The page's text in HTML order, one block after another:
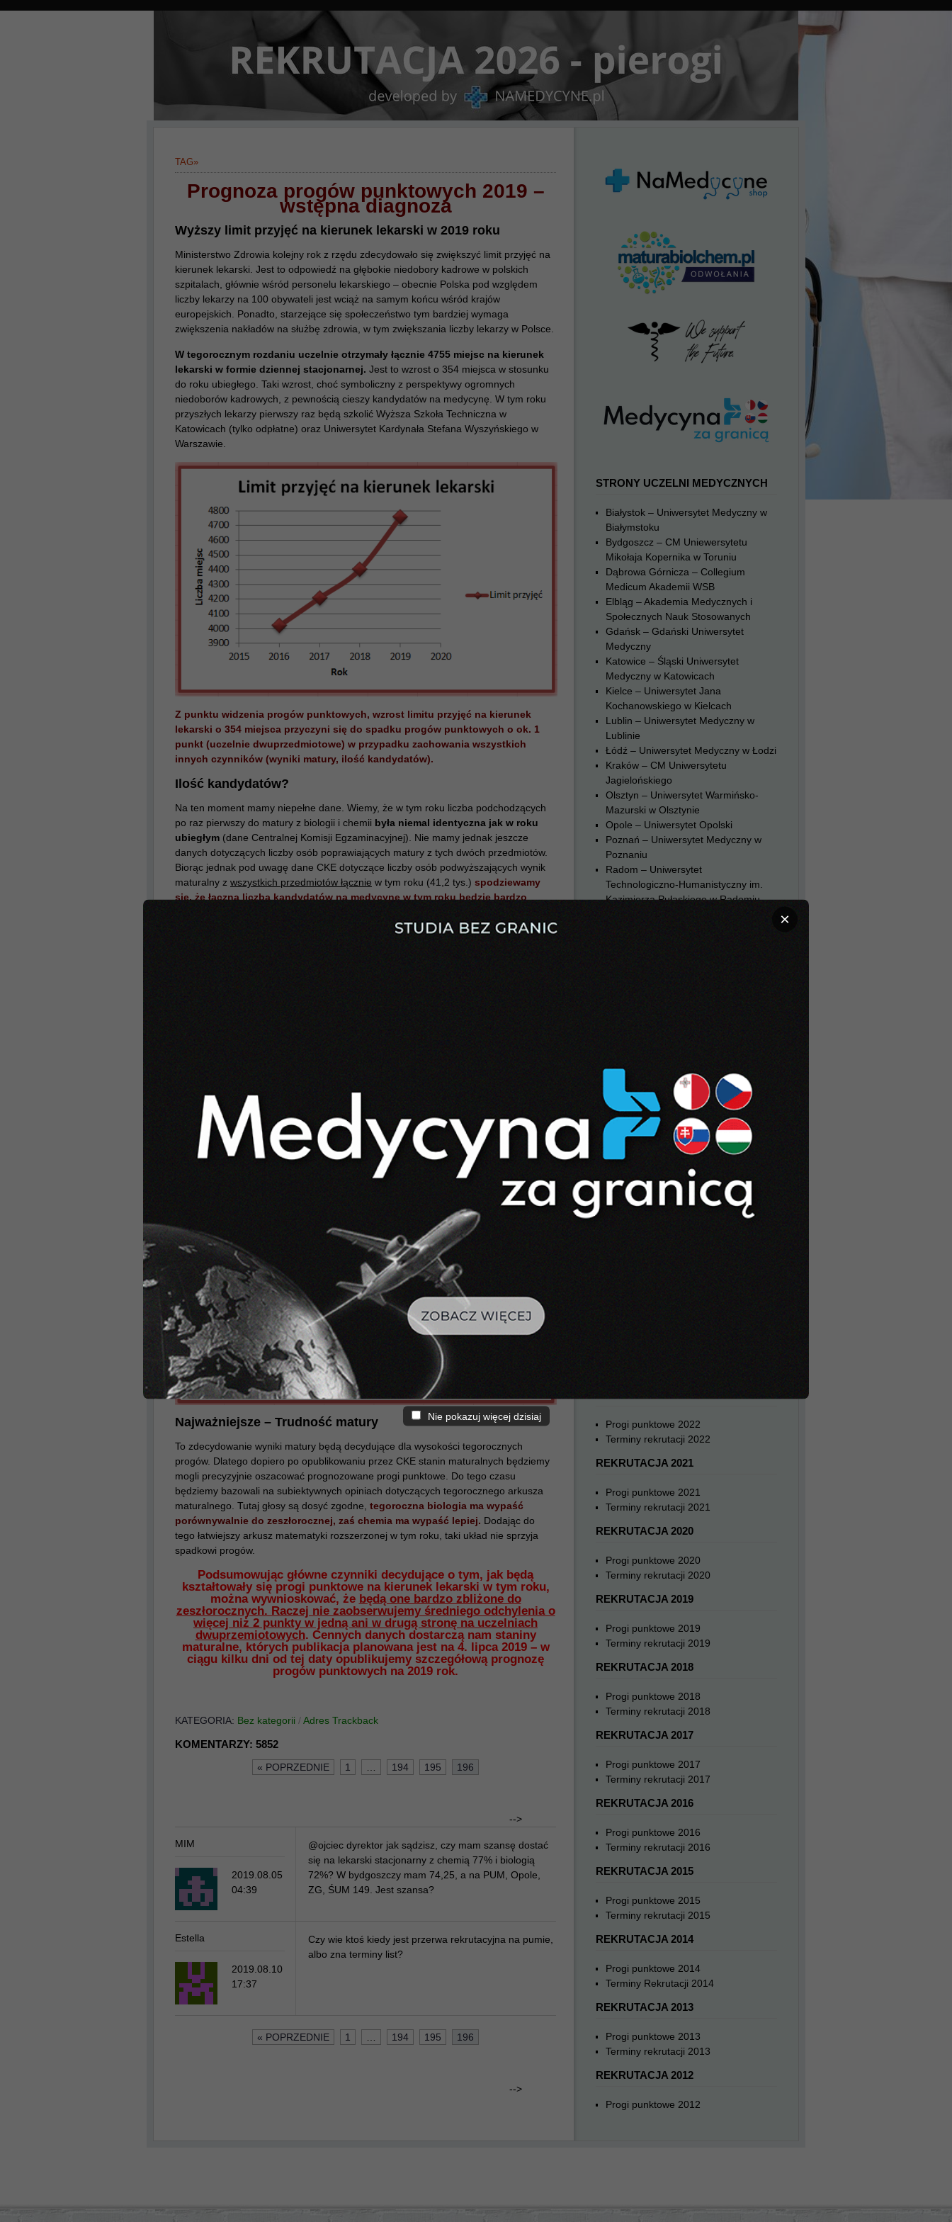
TAG»
Prognoza progów punktowych 2019 –
wstępna diagnoza
Wyższy limit przyjęć na kierunek lekarski w 2019 roku
Ministerstwo Zdrowia kolejny rok z rzędu zdecydowało się zwiększyć limit przyjęć na
kierunek lekarski. Jest to odpowiedź na głębokie niedobory kadrowe w polskich
szpitalach, głównie wśród personelu lekarskiego – obecnie Polska pod względem
liczby lekarzy na 100 obywateli jest wciąż na samym końcu wśród krajów
europejskich. Ponadto, starzejące się społeczeństwo tym bardziej wymaga
zwiększenia nakładów na służbę zdrowia, w tym zwiększania liczby lekarzy w Polsce.
W tegorocznym rozdaniu uczelnie otrzymały łącznie 4755 miejsc na kierunek
lekarski w formie dziennej stacjonarnej. Jest to wzrost o 354 miejsca w stosunku
do roku ubiegłego. Taki wzrost, choć symboliczny z perspektywy ogromnych
niedoborów kadrowych, z pewnością cieszy kandydatów na medycynę. W tym roku
przyszłych lekarzy pierwszy raz będą szkolić Wyższa Szkoła Techniczna w
Katowicach (tylko odpłatne) oraz Uniwersytet Kardynała Stefana Wyszyńskiego w
Warszawie.
Z punktu widzenia progów punktowych, wzrost limitu przyjęć na kierunek
lekarski o 354 miejsca przyczyni się do spadku progów punktowych o ok. 1
punkt (uczelnie dwuprzedmiotowe) w przypadku zachowania wszystkich
innych czynników (wyniki matury, ilość kandydatów).
Ilość kandydatów?
Na ten moment mamy niepełne dane. Wiemy, że w tym roku liczba podchodzących
po raz pierwszy do matury z biologii i chemii była niemal identyczna jak w roku
ubiegłym (dane Centralnej Komisji Egzaminacyjnej). Nie mamy jednak jeszcze
danych dotyczących liczby osób poprawiających matury z tych dwóch przedmiotów.
Biorąc jednak pod uwagę dane CKE dotyczące liczby osób podwyższających wynik
maturalny z wszystkich przedmiotów łącznie w tym roku (41,2 tys.) spodziewamy
się, że łączna liczba kandydatów na medycynę w tym roku będzie bardzo
zbliżona do ubiegłorocznej, a być może nieco mniejsza.
Najważniejsze – Trudność matury
To zdecydowanie wyniki matury będą decydujące dla wysokości tegorocznych
progów. Dlatego dopiero po opublikowaniu przez CKE stanin maturalnych będziemy
mogli precyzyjnie oszacować prognozowane progi punktowe. Do tego czasu
będziemy bazowali na subiektywnych opiniach dotyczących tegorocznego arkusza
maturalnego. Tutaj głosy są dosyć zgodne, tegoroczna biologia ma wypaść
porównywalnie do zeszłorocznej, zaś chemia ma wypaść lepiej. Dodając do
tego łatwiejszy arkusz matematyki rozszerzonej w tym roku, taki układ nie sprzyja
spadkowi progów.
Podsumowując główne czynniki decydujące o tym, jak będą
kształtowały się progi punktowe na kierunek lekarski w tym roku,
można wywnioskować, że będą one bardzo zbliżone do
zeszłorocznych. Raczej nie zaobserwujemy średniego odchylenia o
więcej niż 2 punkty w jedną ani w drugą stronę na uczelniach
dwuprzemiotowych. Cennych danych dostarczą nam staniny
maturalne, których publikacja planowana jest na 4. lipca 2019 – w
ciągu kilku dni od tej daty opublikujemy szczegółową prognozę
progów punktowych na 2019 rok.
KATEGORIA: Bez kategorii /Adres Trackback
KOMENTARZY: 5852
« POPRZEDNIE 1 194 195 196
-->
@ojciec dyrektor jak sądzisz, czy mam szansę dostać
się na lekarski stacjonarny z chemią 77% i biologią
72%? W bydgoszczy mam 74,25, a na PUM, Opole,
ZG, ŚUM 149. Jest szansa?
MIM
2019.08.05
04:39
Czy wie ktoś kiedy jest przerwa rekrutacyjna na pumie,
albo zna terminy list?
Estella
2019.08.10
17:37
« POPRZEDNIE 1 194 195 196
-->
STRONY UCZELNI MEDYCZNYCH
Białystok – Uniwersytet Medyczny w
Białymstoku
Bydgoszcz – CM Uniewersytetu
Mikołaja Kopernika w Toruniu
Dąbrowa Górnicza – Collegium
Medicum Akademii WSB
Elbląg – Akademia Medycznych i
Społecznych Nauk Stosowanych
Gdańsk – Gdański Uniwersytet
Medyczny
Katowice – Śląski Uniwersytet
Medyczny w Katowicach
Kielce – Uniwersytet Jana
Kochanowskiego w Kielcach
Lublin – Uniwersytet Medyczny w
Lublinie
Łódź – Uniwersytet Medyczny w Łodzi
Kraków – CM Uniwersytetu
Jagielońskiego
Olsztyn – Uniwersytet Warmińsko-
Mazurski w Olsztynie
Opole – Uniwersytet Opolski
Poznań – Uniwersytet Medyczny w
Poznaniu
Radom – Uniwersytet
Technologiczno-Humanistyczny im.
Kazimierza Pułaskiego w Radomiu
Medyczny w Szczecinie
Toruń – Akademia Kultury Społecznej i
Medialnej w Toruniu
Warszawa – Warszawski Uniwersytet
Wrocław – Uniwersytet Medyczny we
Zabrze – Śląski Uniwersytet
Medyczny
Warszawa – Uniwersytet Kardynała
Stefana Wyszyńskiego w Warszawie
Zielona Góra – Uniwersytet
REKRUTACJA 2025
Progi punktowe 2025
REKRUTACJA 2023
Progi punktowe 2022
Terminy rekrutacji 2022
REKRUTACJA 2021
Progi punktowe 2021
Terminy rekrutacji 2021
REKRUTACJA 2020
Progi punktowe 2020
Terminy rekrutacji 2020
REKRUTACJA 2019
Progi punktowe 2019
Terminy rekrutacji 2019
REKRUTACJA 2018
Progi punktowe 2018
Terminy rekrutacji 2018
REKRUTACJA 2017
Progi punktowe 2017
Terminy rekrutacji 2017
REKRUTACJA 2016
Progi punktowe 2016
Terminy rekrutacji 2016
REKRUTACJA 2015
Progi punktowe 2015
Terminy rekrutacji 2015
REKRUTACJA 2014
Progi punktowe 2014
Terminy Rekrutacji 2014
REKRUTACJA 2013
Progi punktowe 2013
Terminy rekrutacji 2013
REKRUTACJA 2012
Progi punktowe 2012
×
Nie pokazuj więcej dzisiaj